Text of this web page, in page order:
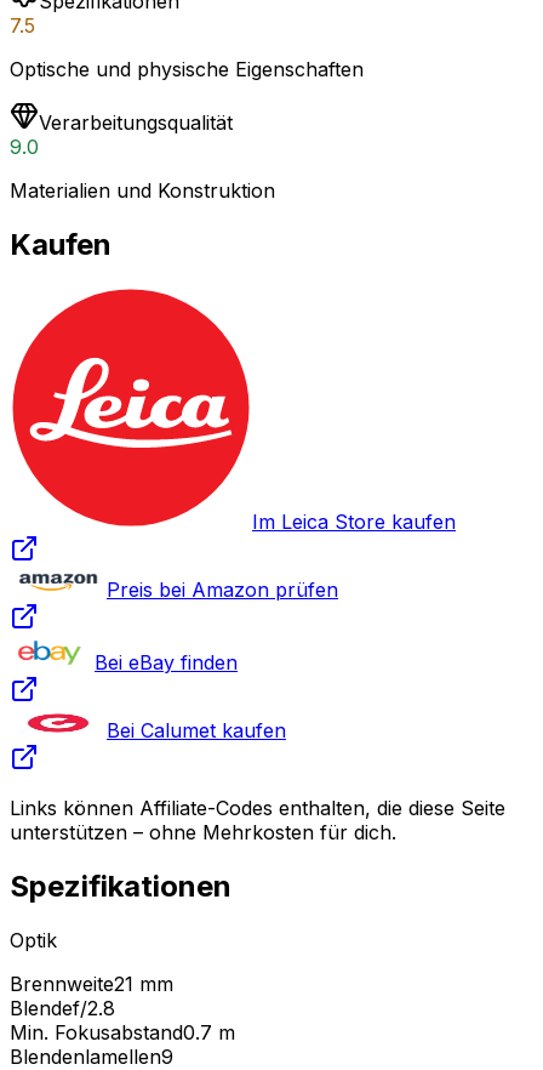
7.5
Optische und physische Eigenschaften
Verarbeitungsqualität
9.0
Materialien und Konstruktion
Kaufen
Im Leica Store kaufen
Preis bei Amazon prüfen
Bei eBay finden
Bei Calumet kaufen
Links können Affiliate-Codes enthalten, die diese Seite
unterstützen – ohne Mehrkosten für dich.
Spezifikationen
Optik
Brennweite21 mm
Blendef/2.8
Min. Fokusabstand0.7 m
Blendenlamellen9